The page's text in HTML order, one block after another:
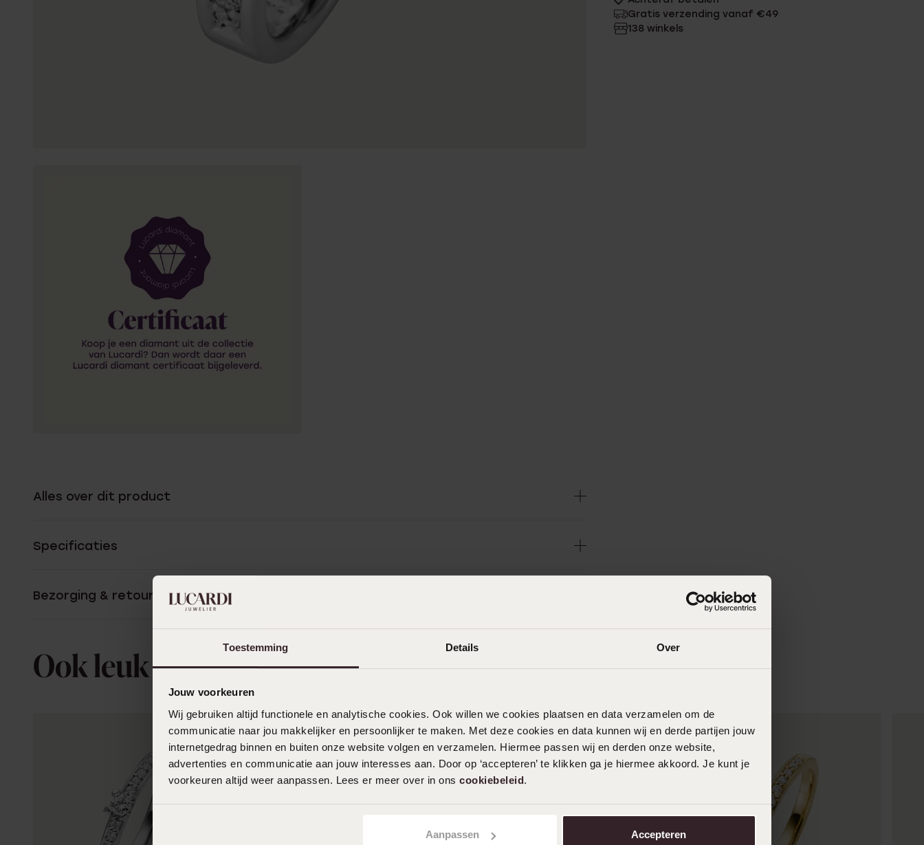
Toestemming Details Over
Jouw voorkeuren
Wij gebruiken altijd functionele en analytische cookies. Ook willen we cookies plaatsen en data verzamelen om de
communicatie naar jou makkelijker en persoonlijker te maken. Met deze cookies en data kunnen wij en derde partijen jouw
internetgedrag binnen en buiten onze website volgen en verzamelen. Hiermee passen wij en derden onze website,
advertenties en communicatie aan jouw interesses aan. Door op ‘accepteren’ te klikken ga je hiermee akkoord. Je kunt je
voorkeuren altijd weer aanpassen. Lees er meer over in ons cookiebeleid.
Aanpassen Accepteren
Gratis verzending vanaf €49
138 winkels
Alles over dit product
Specificaties
Bezorging & retourneren
Ook leuk voor jou